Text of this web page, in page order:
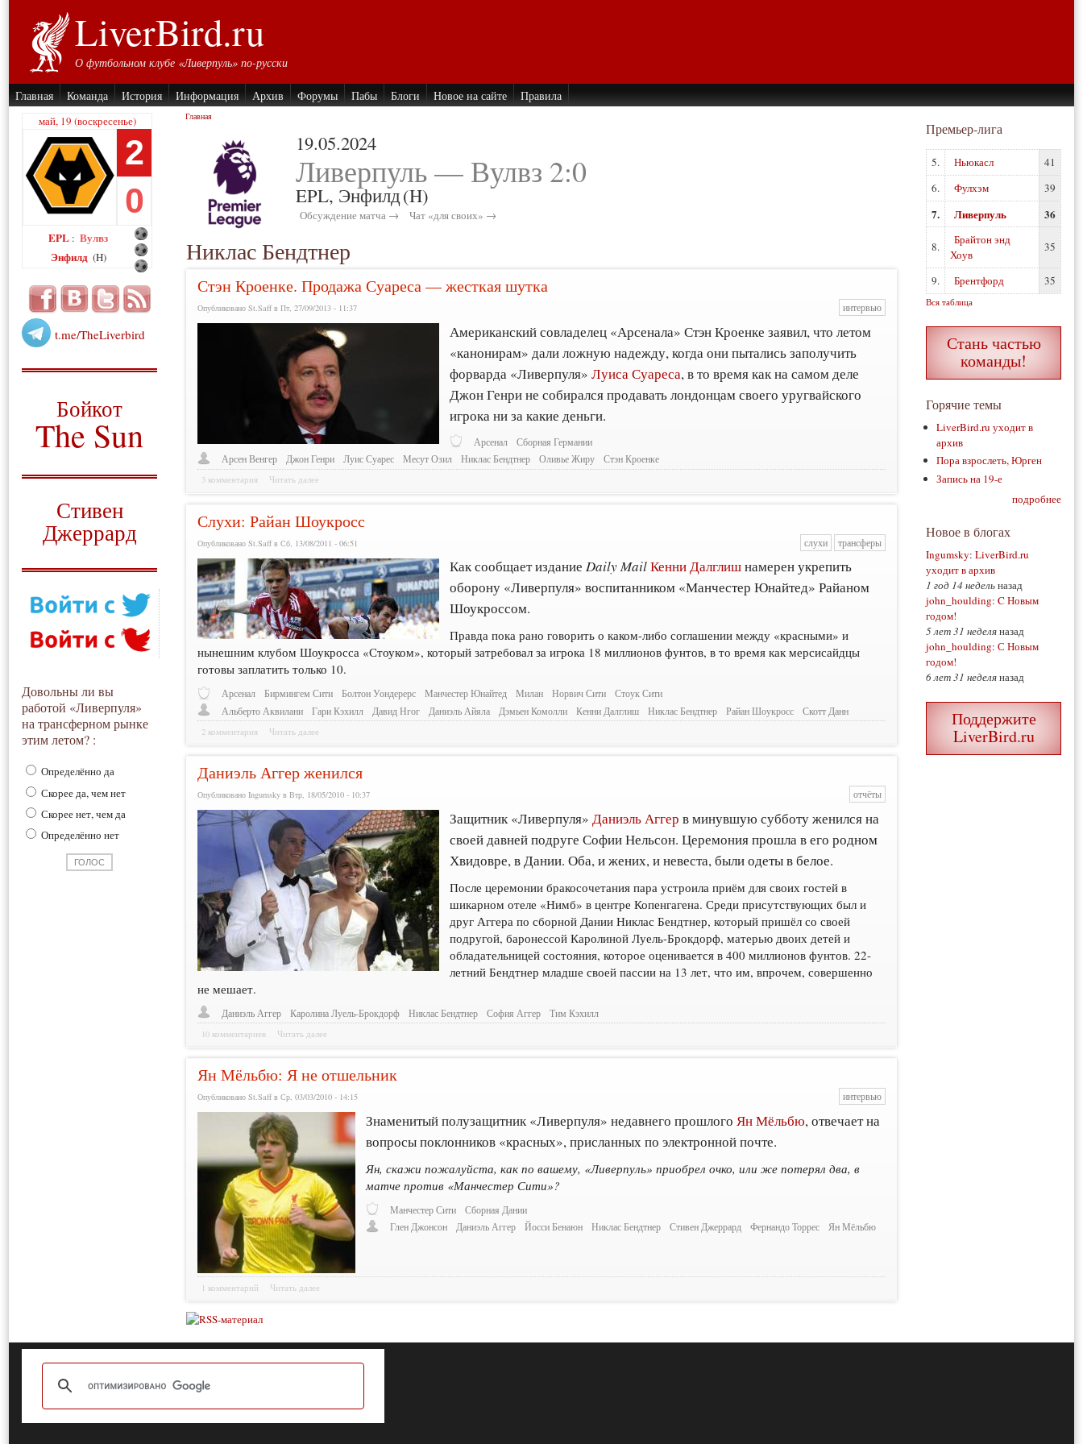
LiverBird.ru
О футбольном клубе «Ливерпуль» по-русски
Главная Команда История Информация Архив Форумы Пабы Блоги Новое на сайте Правила
май, 19 (воскресенье)
2
0
EPL : Вулвз
Энфилд (H)
t.me/TheLiverbird
Бойкот
The Sun
Стивен
Джеррард
Довольны ли вы
работой «Ливерпуля»
на трансферном рынке
этим летом? :
Определённо да
Скорее да, чем нет
Скорее нет, чем да
Определённо нет
Главная
19.05.2024
Ливерпуль — Вулвз 2:0
EPL, Энфилд(H)
Обсуждение матча → Чат «для своих» →
Никлас Бендтнер
Стэн Кроенке. Продажа Суареса — жесткая шутка
Опубликовано St.Saff в Пт, 27/09/2013 - 11:37 интервью
Американский совладелец «Арсенала» Стэн Кроенке заявил, что летом
«канонирам» дали ложную надежду, когда они пытались заполучить
форварда «Ливерпуля»Луиса Суареса, в то время как на самом деле
Джон Генри не собирался продавать лондонцам своего уругвайского
игрока ни за какие деньги.
Арсенал
Сборная Германии
Арсен Венгер
Джон Генри Луис Суарес Месут Озил Никлас Бендтнер Оливье Жиру Стэн Кроенке
3 комментария Читать далее
Слухи: Райан Шоукросс
Опубликовано St.Saff в Сб, 13/08/2011 - 06:51 слухи трансферы
Как сообщает изданиеDaily MailКенни Далглишнамерен укрепить
оборону «Ливерпуля» воспитанником «Манчестер Юнайтед» Райаном
Шоукроссом.
Правда пока рано говорить о каком-либо соглашении между «красными» и
нынешним клубом Шоукросса «Стоуком», который затребовал за игрока 18 миллионов фунтов, в то время как мерсисайдцы
готовы заплатить только 10.
Арсенал Бирмингем Сити Болтон Уондерерс Манчестер Юнайтед Милан Норвич Сити
Стоук Сити
Альберто Аквилани
Гари Кэхилл Давид Нгог Даниэль Айяла Дэмьен Комолли Кенни Далглиш Никлас Бендтнер Райан Шоукросс Скотт Данн
2 комментария Читать далее
Даниэль Аггер женился
Опубликовано Ingumsky в Втр, 18/05/2010 - 10:37 отчёты
Защитник «Ливерпуля» Даниэль Аггер в минувшую субботу женился на
своей давней подруге Софии Нельсон. Церемония прошла в его родном
Хвидовре, в Дании. Оба, и жених, и невеста, были одеты в белое.
После церемонии бракосочетания пара устроила приём для своих гостей в
шикарном отеле «Нимб» в центре Копенгагена. Среди присутствующих был и
друг Аггера по сборной Дании Никлас Бендтнер, который пришёл со своей
подругой, баронессой Каролиной Луель-Брокдорф, матерью двоих детей и
обладательницей состояния, которое оценивается в 400 миллионов фунтов. 22-
летний Бендтнер младше своей пассии на 13 лет, что им, впрочем, совершенно
не мешает.
Даниэль Аггер Каролина Луель-Брокдорф Никлас Бендтнер София Аггер Тим Кэхилл
10 комментариев Читать далее
Ян Мёльбю: Я не отшельник
Опубликовано St.Saff в Ср, 03/03/2010 - 14:15 интервью
Знаменитый полузащитник «Ливерпуля» недавнего прошлого Ян Мёльбю, отвечает на
вопросы поклонников «красных», присланных по электронной почте.
Ян, скажи пожалуйста, как по вашему, «Ливерпуль» приобрел очко, или же потерял два, в
матче против «Манчестер Сити»?
Манчестер Сити
Сборная Дании
Глен Джонсон
Даниэль Аггер Йосси Бенаюн Никлас Бендтнер Стивен Джеррард Фернандо Торрес Ян Мёльбю
1 комментарий Читать далее
Премьер-лига
5. Ньюкасл
41
6.
Фулхэм 39
7. Ливерпуль 36
8.
Брайтон энд
Хоув
35
9. Брентфорд 35
Вся таблица
Стань частью
команды!
Горячие темы
LiverBird.ru уходит в
архив
Пора взрослеть, Юрген
Запись на 19-е
подробнее
Новое в блогах
Ingumsky: LiverBird.ru
уходит в архив
1 год 14 недельназад
john_houlding: C Новым
годом!
5 лет 31 неделяназад
john_houlding: С Новым
годом!
6 лет 31 неделяназад
Поддержите
LiverBird.ru